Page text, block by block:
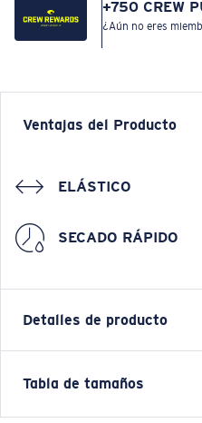
+750 CREW
¿Aún no eres
Ventajas del Producto
ELÁSTICO
SECADO RÁPIDO
Detalles de producto
The Pathfinder Walkshort
Tabla de tamaños